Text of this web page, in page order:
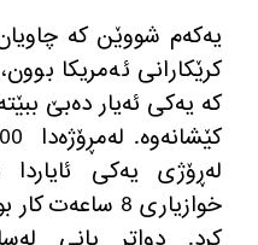
یەکەم شووێن کە چاویان
کرێکارانی ئەمریکا
کە یەکی ئەیار دەبێ
کێشانەوە. لەمڕۆژەدا
لەڕۆژی یەکی
خوازیاری
ساعەت کار